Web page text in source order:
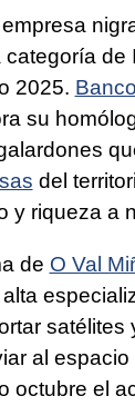
categoría de
2025.
su
del
y riqueza a
de O Val
satélites
al
octubre el